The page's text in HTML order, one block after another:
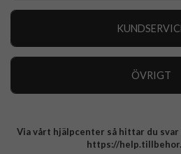
ÖVRIGT
Integritetspolicy
Via vårt hjälpcenter så hittar du
https://